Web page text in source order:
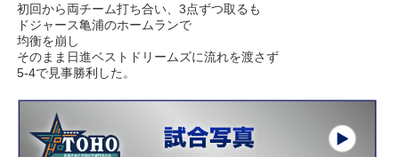
初回から両チーム打ち合い、3点ずつ取るも
ドジャース亀浦のホームランで
均衡を崩し
そのまま日進ベストドリームズに流れを渡さず
5-4で見事勝利した。